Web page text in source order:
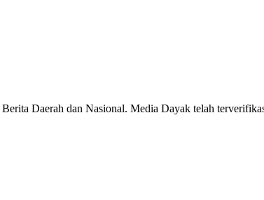
Daerah dan Nasional. Media Dayak telah